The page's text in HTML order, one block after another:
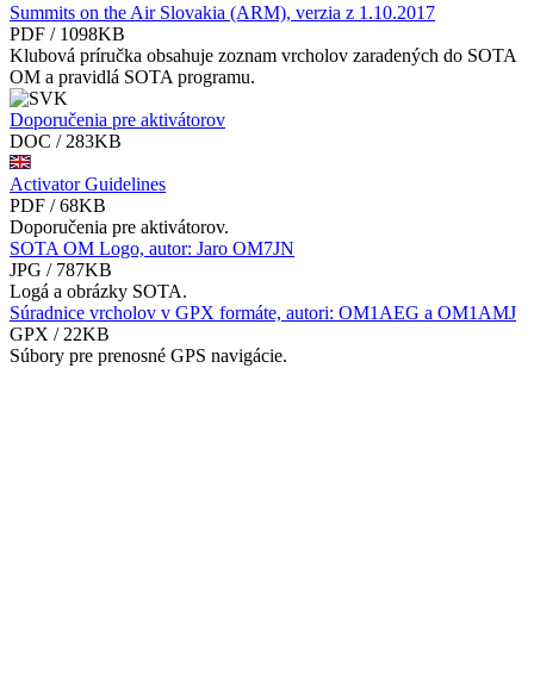
Summits on the Air Slovakia (ARM), verzia z 1.10.2017
PDF / 1098KB
Klubová príručka obsahuje zoznam vrcholov zaradených do SOTA
OM a pravidlá SOTA programu.
Doporučenia pre aktivátorov
DOC / 283KB
Activator Guidelines
PDF / 68KB
Doporučenia pre aktivátorov.
SOTA OM Logo, autor: Jaro OM7JN
JPG / 787KB
Logá a obrázky SOTA.
Súradnice vrcholov v GPX formáte, autori: OM1AEG a OM1AMJ
GPX / 22KB
Súbory pre prenosné GPS navigácie.